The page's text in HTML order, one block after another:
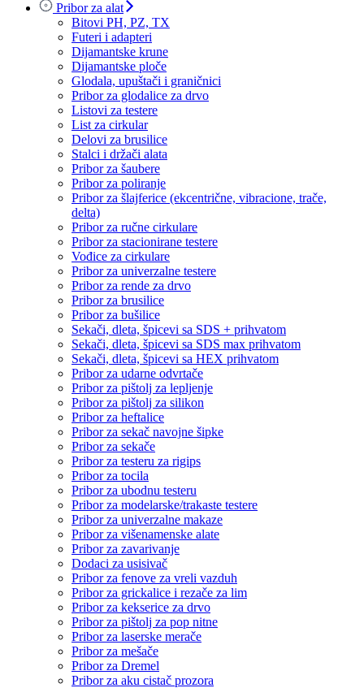
Pribor za alat
Bitovi PH, PZ, TX
Futeri i adapteri
Dijamantske krune
Dijamantske ploče
Glodala, upuštači i graničnici
Pribor za glodalice za drvo
Listovi za testere
List za cirkular
Delovi za brusilice
Stalci i držači alata
Pribor za šaubere
Pribor za poliranje
Pribor za šlajferice (ekcentrične, vibracione, trače,
delta)
Pribor za ručne cirkulare
Pribor za stacionirane testere
Vođice za cirkulare
Pribor za univerzalne testere
Pribor za rende za drvo
Pribor za brusilice
Pribor za bušilice
Sekači, dleta, špicevi sa SDS + prihvatom
Sekači, dleta, špicevi sa SDS max prihvatom
Sekači, dleta, špicevi sa HEX prihvatom
Pribor za udarne odvrtače
Pribor za pištolj za lepljenje
Pribor za pištolj za silikon
Pribor za heftalice
Pribor za sekač navojne šipke
Pribor za sekače
Pribor za testeru za rigips
Pribor za tocila
Pribor za ubodnu testeru
Pribor za modelarske/trakaste testere
Pribor za univerzalne makaze
Pribor za višenamenske alate
Pribor za zavarivanje
Dodaci za usisivač
Pribor za fenove za vreli vazduh
Pribor za grickalice i rezače za lim
Pribor za kekserice za drvo
Pribor za pištolj za pop nitne
Pribor za laserske merače
Pribor za mešače
Pribor za Dremel
Pribor za aku cistač prozora